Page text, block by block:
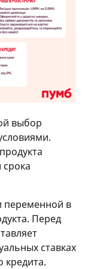
выбор
переменной в
Перед
ставках
кредита.